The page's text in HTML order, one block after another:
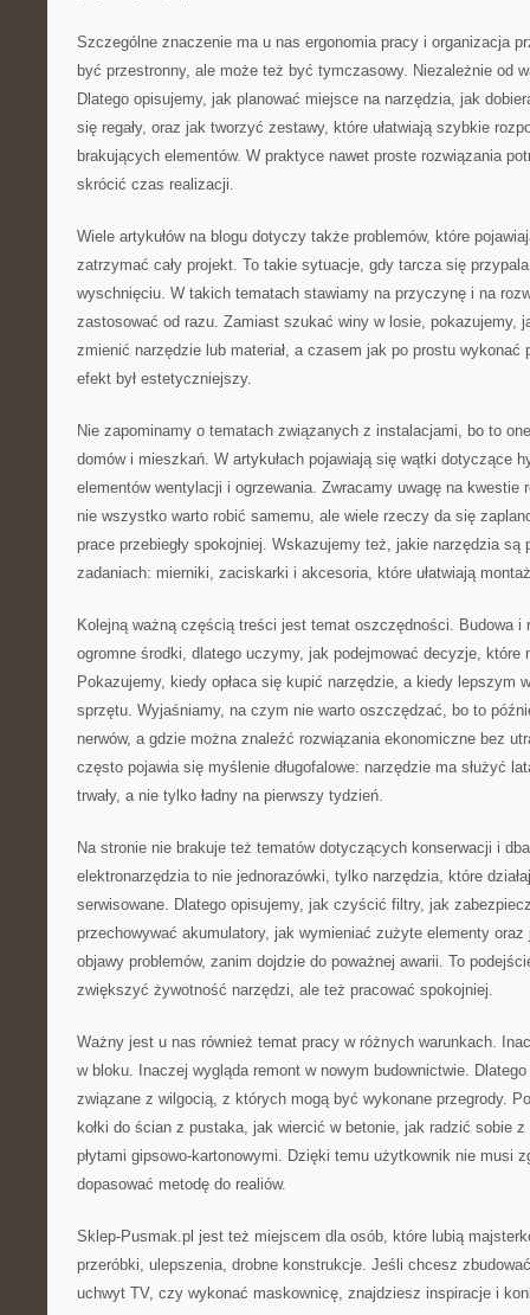
Szczególne znaczenie ma u nas ergonomia pracy i organizacja
być przestronny, ale może też być tymczasowy. Niezależnie od
Dlatego opisujemy, jak planować miejsce na narzędzia, jak
się regały, oraz jak tworzyć zestawy, które ułatwiają szybkie
brakujących elementów. W praktyce nawet proste rozwiązania
skrócić czas realizacji.
Wiele artykułów na blogu dotyczy także problemów, które
zatrzymać cały projekt. To takie sytuacje, gdy tarcza się
wyschnięciu. W takich tematach stawiamy na przyczynę i na
zastosować od razu. Zamiast szukać winy w losie, pokazujemy,
zmienić narzędzie lub materiał, a czasem jak po prostu wykonać
efekt był estetyczniejszy.
Nie zapominamy o tematach związanych z instalacjami, bo to
domów i mieszkań. W artykułach pojawiają się wątki dotyczące
elementów wentylacji i ogrzewania. Zwracamy uwagę na kwestie
nie wszystko warto robić samemu, ale wiele rzeczy da się
prace przebiegły spokojniej. Wskazujemy też, jakie narzędzia są
zadaniach: mierniki, zaciskarki i akcesoria, które ułatwiają
Kolejną ważną częścią treści jest temat oszczędności. Budowa i
ogromne środki, dlatego uczymy, jak podejmować decyzje, które
Pokazujemy, kiedy opłaca się kupić narzędzie, a kiedy lepszym
sprzętu. Wyjaśniamy, na czym nie warto oszczędzać, bo to
nerwów, a gdzie można znaleźć rozwiązania ekonomiczne bez
często pojawia się myślenie długofalowe: narzędzie ma służyć
trwały, a nie tylko ładny na pierwszy tydzień.
Na stronie nie brakuje też tematów dotyczących konserwacji i
elektronarzędzia to nie jednorazówki, tylko narzędzia, które
serwisowane. Dlatego opisujemy, jak czyścić filtry, jak
przechowywać akumulatory, jak wymieniać zużyte elementy
objawy problemów, zanim dojdzie do poważnej awarii. To
zwiększyć żywotność narzędzi, ale też pracować spokojniej.
Ważny jest u nas również temat pracy w różnych warunkach.
w bloku. Inaczej wygląda remont w nowym budownictwie.
związane z wilgocią, z których mogą być wykonane przegrody.
kołki do ścian z pustaka, jak wiercić w betonie, jak radzić sobie z
płytami gipsowo-kartonowymi. Dzięki temu użytkownik nie musi
dopasować metodę do realiów.
Sklep-Pusmak.pl jest też miejscem dla osób, które lubią
przeróbki, ulepszenia, drobne konstrukcje. Jeśli chcesz
uchwyt TV, czy wykonać maskownicę, znajdziesz inspiracje i